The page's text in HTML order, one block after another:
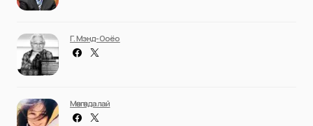
Г. Мэнд-Ооёо
Мөнгөндалай